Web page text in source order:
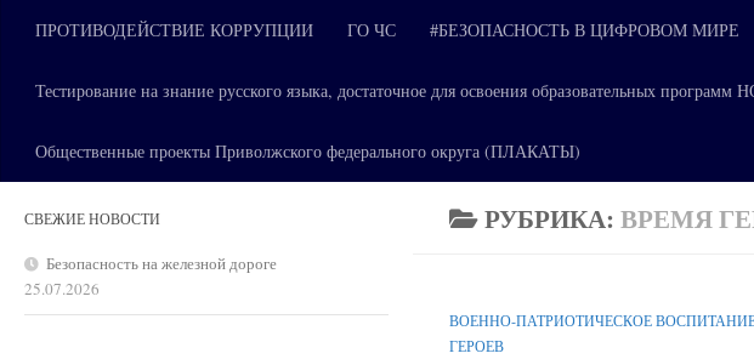
ПРОТИВОДЕЙСТВИЕ КОРРУПЦИИ ГО ЧС #БЕЗОПАСНОСТЬ В ЦИФРОВОМ МИРЕ
Тестирование на знание русского языка, достаточное для освоения образовательных
Общественные проекты Приволжского федерального округа (ПЛАКАТЫ)
РУБРИКА: ВРЕМЯ
ВОЕННО-ПАТРИОТИЧЕСКОЕ
ГЕРОЕВ
СВЕЖИЕ НОВОСТИ
Безопасность на железной дороге
25.07.2026